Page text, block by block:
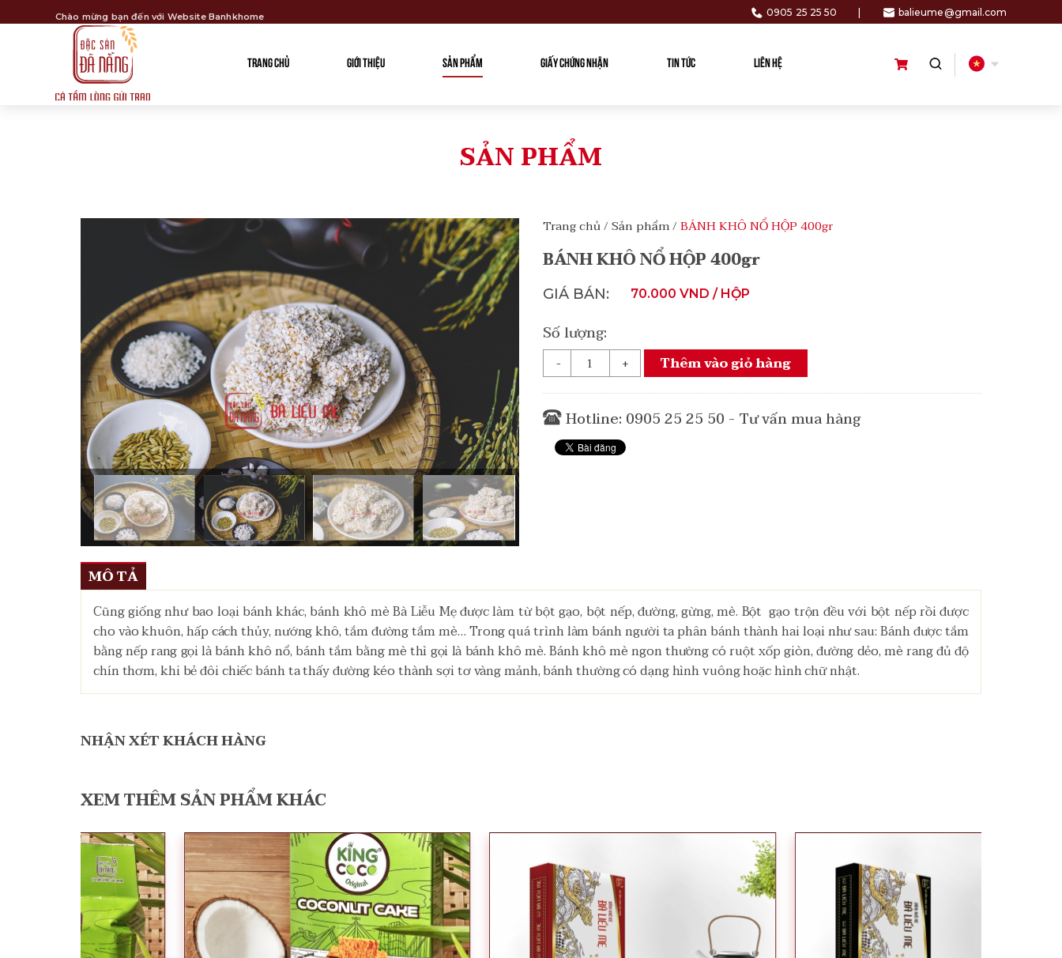
Chào mừng bạn đến với Website Banhkhome 0905 25 25 50 balieume@gmail.com
TRANG CHỦ GIỚI THIỆU SẢN PHẨM GIẤY CHỨNG NHẬN TIN TỨC LIÊN HỆ
SẢN PHẨM
Trang chủ/Sản phẩm/BÁNH KHÔ NỔ HỘP 400gr
BÁNH KHÔ NỔ HỘP 400gr
GIÁ BÁN: 70.000 VND / HỘP
Số lượng:
- + Thêm vào giỏ hàng
Hotline: 0905 25 25 50 - Tư vấn mua hàng
MÔ TẢ
Cũng giống như bao loại bánh khác, bánh khô mè Bà Liễu Mẹ được làm từ bột gạo, bột nếp, đường, gừng, mè. Bột gạo trộn đều với bột nếp rồi được
cho vào khuôn, hấp cách thủy, nướng khô, tắm đường tắm mè… Trong quá trình làm bánh người ta phân bánh thành hai loại như sau: Bánh được tắm
bằng nếp rang gọi là bánh khô nổ, bánh tắm bằng mè thì gọi là bánh khô mè. Bánh khô mè ngon thường có ruột xốp giòn, đường dẻo, mè rang đủ độ
chín thơm, khi bẻ đôi chiếc bánh ta thấy đường kéo thành sợi tơ vàng mảnh, bánh thường có dạng hình vuông hoặc hình chữ nhật.
NHẬN XÉT KHÁCH HÀNG
XEM THÊM SẢN PHẨM KHÁC